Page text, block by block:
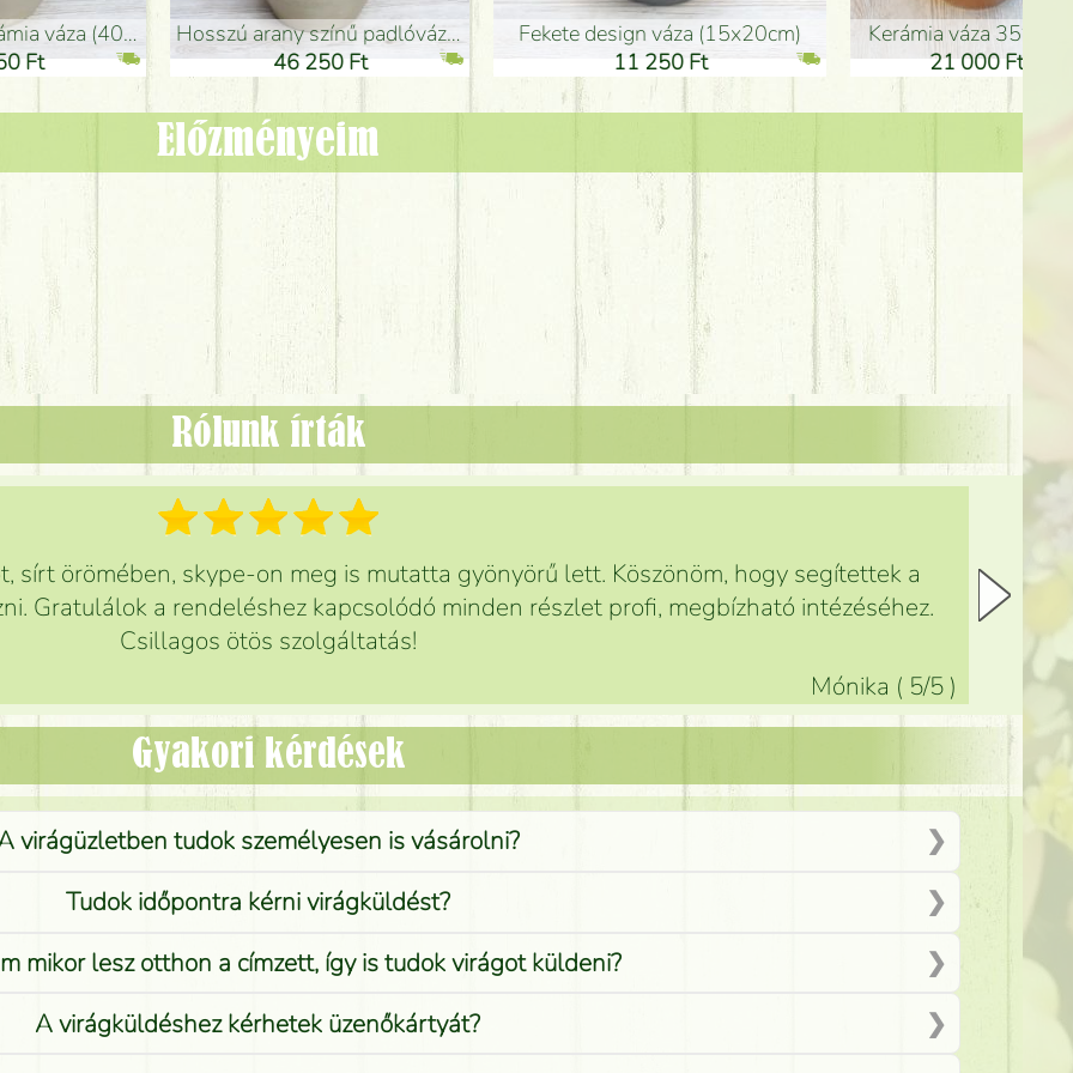
(50x29cm)
Ft
fekete design váza (15x20cm)
11 250 Ft
Kerámia váza 35*21cm
21 000 Ft
ballagó fiú fa betűző
1 300 Ft
Előzményeim
Rólunk írták
sírt örömében, skype-on meg is mutatta gyönyörű lett. Köszönöm, hogy segítettek a
Gratulálok a rendeléshez kapcsolódó minden részlet profi, megbízható intézéséhez.
Csillagos ötös szolgáltatás!
Mónika ( 5/5 )
Gyakori kérdések
virágüzletben tudok személyesen is vásárolni?
Tudok időpontra kérni virágküldést?
mikor lesz otthon a címzett, így is tudok virágot küldeni?
A virágküldéshez kérhetek üzenőkártyát?